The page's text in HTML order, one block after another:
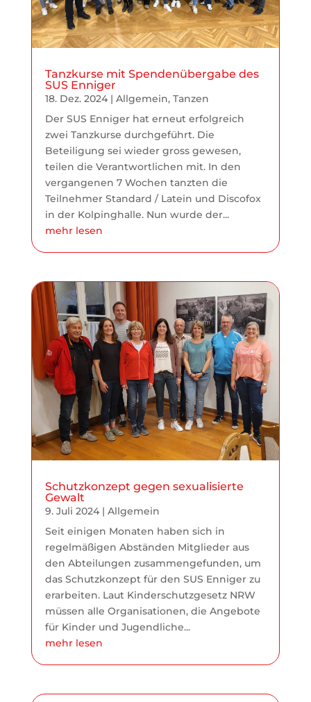
Tanzkurse mit Spendenübergabe des
SUS Enniger
18. Dez. 2024| Allgemein, Tanzen
Der SUS Enniger hat erneut erfolgreich
zwei Tanzkurse durchgeführt. Die
Beteiligung sei wieder gross gewesen,
teilen die Verantwortlichen mit. In den
vergangenen 7 Wochen tanzten die
Teilnehmer Standard / Latein und Discofox
in der Kolpinghalle. Nun wurde der...
mehr lesen
Schutzkonzept gegen sexualisierte
Gewalt
9. Juli 2024| Allgemein
Seit einigen Monaten haben sich in
regelmäßigen Abständen Mitglieder aus
den Abteilungen zusammengefunden, um
das Schutzkonzept für den SUS Enniger zu
erarbeiten. Laut Kinderschutzgesetz NRW
müssen alle Organisationen, die Angebote
für Kinder und Jugendliche...
mehr lesen